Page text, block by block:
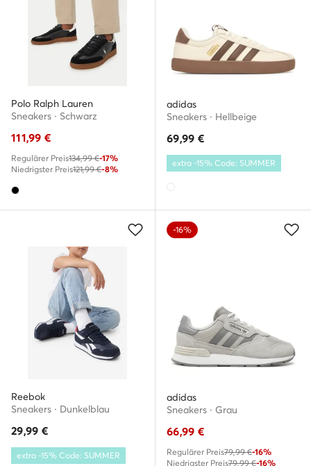
Polo Ralph Lauren
Sneakers · Schwarz
111,99 €
Regulärer Preis134,99 €-17%
Niedrigster Preis121,99 €-8%
adidas
Sneakers · Hellbeige
69,99 €
extra -15% Code: SUMMER
Reebok
Sneakers · Dunkelblau
29,99 €
extra -15% Code: SUMMER
-16%
adidas
Sneakers · Grau
66,99 €
Regulärer Preis79,99 €-16%
Niedrigster Preis79,99 €-16%